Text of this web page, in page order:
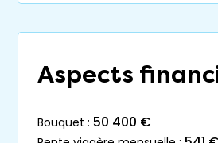
Aspects
bouquet : 50 400 €